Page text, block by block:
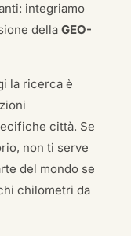
integriamo
della GEO-
la ricerca è
città. Se
non ti serve
del mondo se
chilometri da